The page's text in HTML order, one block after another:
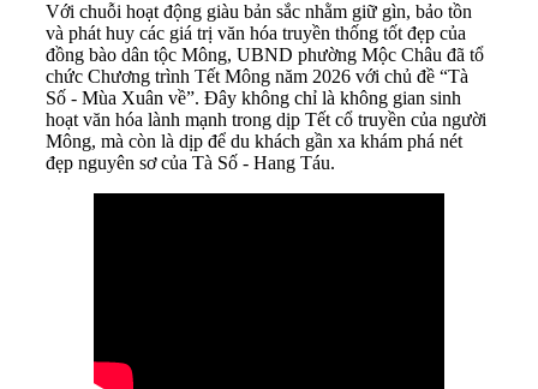
Với chuỗi hoạt động giàu bản sắc nhằm giữ gìn, bảo tồn
và phát huy các giá trị văn hóa truyền thống tốt đẹp của
đồng bào dân tộc Mông, UBND phường Mộc Châu đã tổ
chức Chương trình Tết Mông năm 2026 với chủ đề “Tà
Số - Mùa Xuân về”. Đây không chỉ là không gian sinh
hoạt văn hóa lành mạnh trong dịp Tết cổ truyền của người
Mông, mà còn là dịp để du khách gần xa khám phá nét
đẹp nguyên sơ của Tà Số - Hang Táu.